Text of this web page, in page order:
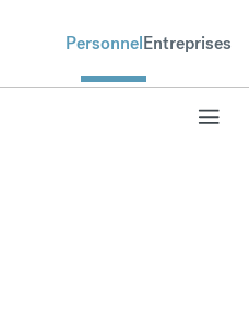
PersonnelEntreprises